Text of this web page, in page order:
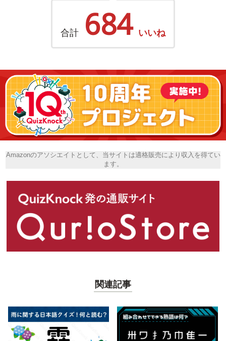
合計 684 いいね
Amazonのアソシエイトとして、当サイトは適格販売により収入を得てい
ます。
関連記事